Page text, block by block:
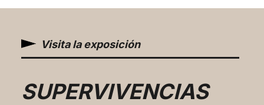
Visita la exposición
SUPERVIVENCIAS